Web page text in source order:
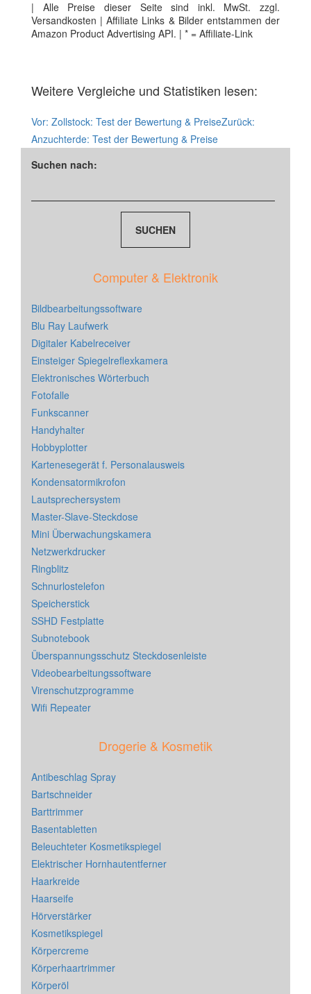
| Alle Preise dieser Seite sind inkl. MwSt. zzgl.
Versandkosten | Affiliate Links & Bilder entstammen der
Amazon Product Advertising API. | * = Affiliate-Link
Weitere Vergleiche und Statistiken lesen:
Vor: Zollstock: Test der Bewertung & PreiseZurück:
Anzuchterde: Test der Bewertung & Preise
Suchen nach:
Computer & Elektronik
Bildbearbeitungssoftware
Blu Ray Laufwerk
Digitaler Kabelreceiver
Einsteiger Spiegelreflexkamera
Elektronisches Wörterbuch
Fotofalle
Funkscanner
Handyhalter
Hobbyplotter
Kartenesegerät f. Personalausweis
Kondensatormikrofon
Lautsprechersystem
Master-Slave-Steckdose
Mini Überwachungskamera
Netzwerkdrucker
Ringblitz
Schnurlostelefon
Speicherstick
SSHD Festplatte
Subnotebook
Überspannungsschutz Steckdosenleiste
Videobearbeitungssoftware
Virenschutzprogramme
Wifi Repeater
Drogerie & Kosmetik
Antibeschlag Spray
Bartschneider
Barttrimmer
Basentabletten
Beleuchteter Kosmetikspiegel
Elektrischer Hornhautentferner
Haarkreide
Haarseife
Hörverstärker
Kosmetikspiegel
Körpercreme
Körperhaartrimmer
Körperöl